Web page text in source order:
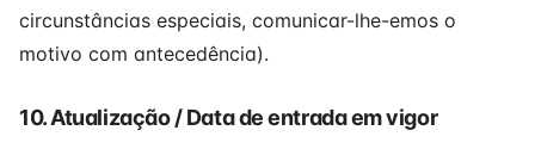
circunstâncias especiais, comunicar-lhe-emos o
motivo com antecedência).
10. Atualização / Data de entrada em vigor